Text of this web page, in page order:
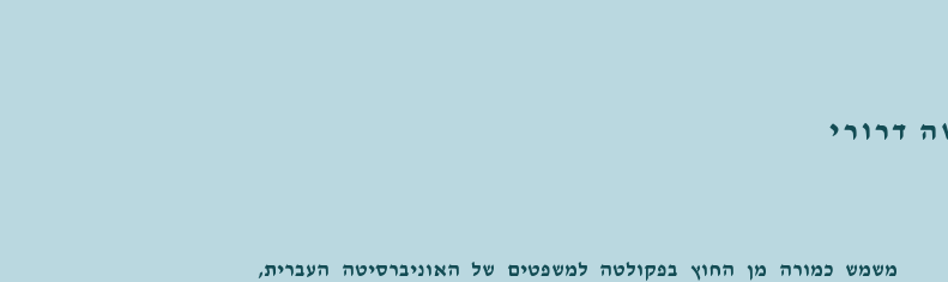
דרורי
משמש כמורה מן החוץ בפקולטה למשפטים של האוניברסיטה העברית,